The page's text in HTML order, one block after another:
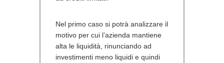
Nel primo caso si potrà analizzare il
motivo per cui l’azienda mantiene
alta le liquidità, rinunciando ad
investimenti meno liquidi e quindi